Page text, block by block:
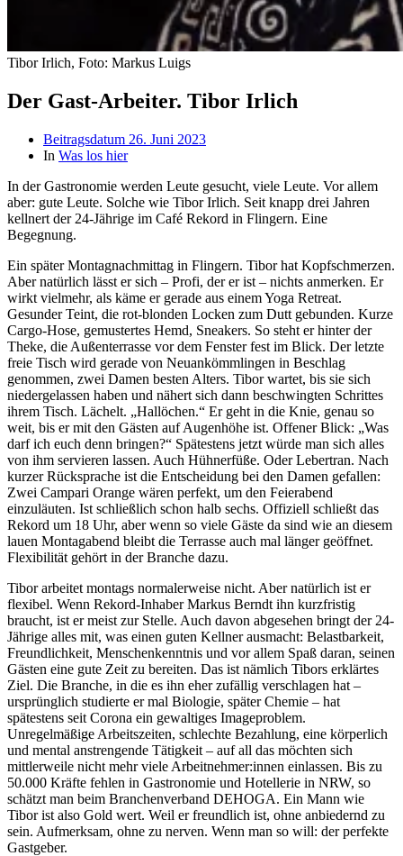
Tibor Irlich, Foto: Markus Luigs
Der Gast-Arbeiter. Tibor Irlich
Beitragsdatum 26. Juni 2023
In Was los hier
In der Gastronomie werden Leute gesucht, viele Leute. Vor allem
aber: gute Leute. Solche wie Tibor Irlich. Seit knapp drei Jahren
kellnert der 24-Jährige im Café Rekord in Flingern. Eine
Begegnung.
Ein später Montagnachmittag in Flingern. Tibor hat Kopfschmerzen.
Aber natürlich lässt er sich – Profi, der er ist – nichts anmerken. Er
wirkt vielmehr, als käme er gerade aus einem Yoga Retreat.
Gesunder Teint, die rot-blonden Locken zum Dutt gebunden. Kurze
Cargo-Hose, gemustertes Hemd, Sneakers. So steht er hinter der
Theke, die Außenterrasse vor dem Fenster fest im Blick. Der letzte
freie Tisch wird gerade von Neuankömmlingen in Beschlag
genommen, zwei Damen besten Alters. Tibor wartet, bis sie sich
niedergelassen haben und nähert sich dann beschwingten Schrittes
ihrem Tisch. Lächelt. „Hallöchen.“ Er geht in die Knie, genau so
weit, bis er mit den Gästen auf Augenhöhe ist. Offener Blick: „Was
darf ich euch denn bringen?“ Spätestens jetzt würde man sich alles
von ihm servieren lassen. Auch Hühnerfüße. Oder Lebertran. Nach
kurzer Rücksprache ist die Entscheidung bei den Damen gefallen:
Zwei Campari Orange wären perfekt, um den Feierabend
einzuläuten. Ist schließlich schon halb sechs. Offiziell schließt das
Rekord um 18 Uhr, aber wenn so viele Gäste da sind wie an diesem
lauen Montagabend bleibt die Terrasse auch mal länger geöffnet.
Flexibilität gehört in der Branche dazu.
Tibor arbeitet montags normalerweise nicht. Aber natürlich ist er
flexibel. Wenn Rekord-Inhaber Markus Berndt ihn kurzfristig
braucht, ist er meist zur Stelle. Auch davon abgesehen bringt der 24-
Jährige alles mit, was einen guten Kellner ausmacht: Belastbarkeit,
Freundlichkeit, Menschenkenntnis und vor allem Spaß daran, seinen
Gästen eine gute Zeit zu bereiten. Das ist nämlich Tibors erklärtes
Ziel. Die Branche, in die es ihn eher zufällig verschlagen hat –
ursprünglich studierte er mal Biologie, später Chemie – hat
spätestens seit Corona ein gewaltiges Imageproblem.
Unregelmäßige Arbeitszeiten, schlechte Bezahlung, eine körperlich
und mental anstrengende Tätigkeit – auf all das möchten sich
mittlerweile nicht mehr viele Arbeitnehmer:innen einlassen. Bis zu
50.000 Kräfte fehlen in Gastronomie und Hotellerie in NRW, so
schätzt man beim Branchenverband DEHOGA. Ein Mann wie
Tibor ist also Gold wert. Weil er freundlich ist, ohne anbiedernd zu
sein. Aufmerksam, ohne zu nerven. Wenn man so will: der perfekte
Gastgeber.